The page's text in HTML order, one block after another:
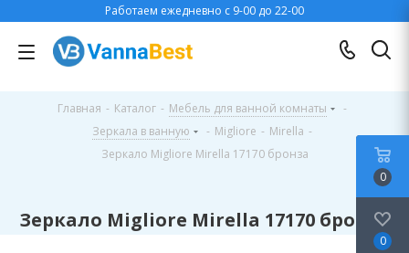
Работаем ежедневно с 9-00 до 22-00
Главная - Каталог - Мебель для ванной комнаты
-
Зеркала в ванную
- Migliore - Mirella -
Зеркало Migliore Mirella 17170 бронза
Зеркало Migliore Mirella 17170 бронза
0
0